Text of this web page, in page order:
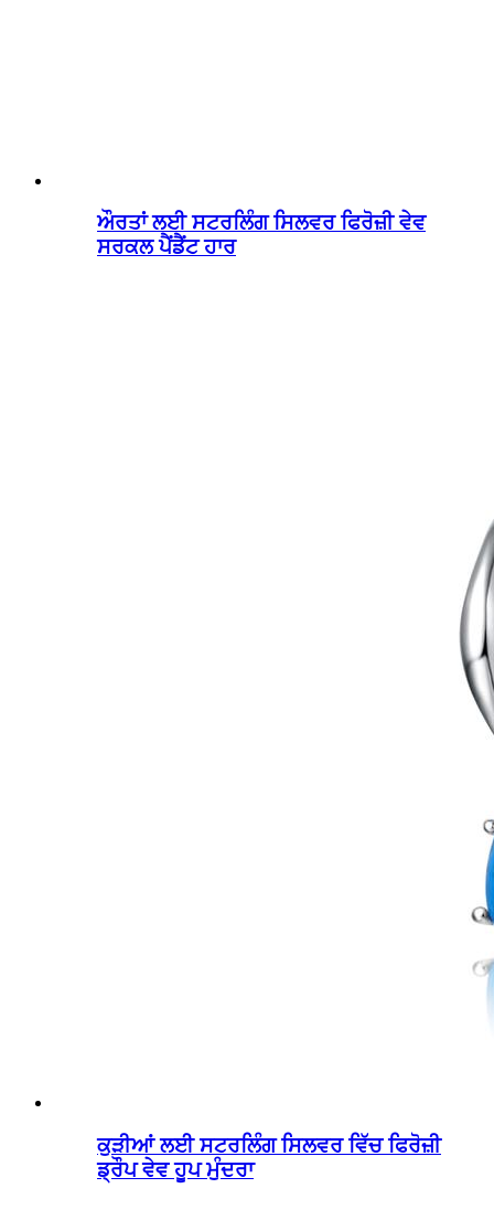
ਔਰਤਾਂ ਲਈ ਸਟਰਲਿੰਗ ਸਿਲਵਰ ਫਿਰੋਜ਼ੀ ਵੇਵ
ਸਰਕਲ ਪੈਂਡੈਂਟ ਹਾਰ
ਕੁੜੀਆਂ ਲਈ ਸਟਰਲਿੰਗ ਸਿਲਵਰ ਵਿੱਚ ਫਿਰੋਜ਼ੀ
ਡ੍ਰੌਪ ਵੇਵ ਹੂਪ ਮੁੰਦਰਾ